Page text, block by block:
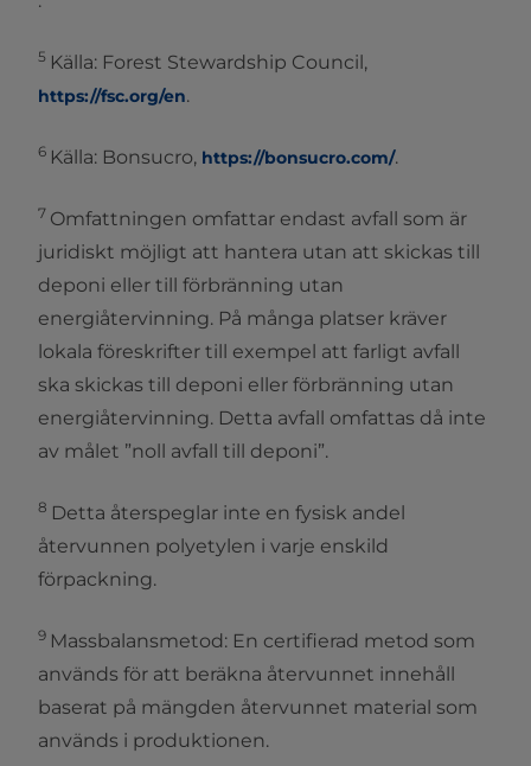
5 Källa: Forest Stewardship Council,
https://fsc.org/en.
6 Källa: Bonsucro, https://bonsucro.com/.
7 Omfattningen omfattar endast avfall som är
juridiskt möjligt att hantera utan att skickas till
deponi eller till förbränning utan
energiåtervinning. På många platser kräver
lokala föreskrifter till exempel att farligt avfall
ska skickas till deponi eller förbränning utan
energiåtervinning. Detta avfall omfattas då inte
av målet ”noll avfall till deponi”.
8 Detta återspeglar inte en fysisk andel
återvunnen polyetylen i varje enskild
förpackning.
9 Massbalansmetod: En certifierad metod som
används för att beräkna återvunnet innehåll
baserat på mängden återvunnet material som
används i produktionen.